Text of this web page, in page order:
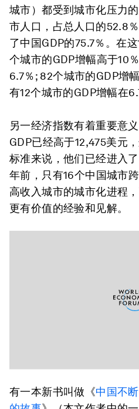
城市）都受到城市化压力
市人口，占总人口的52.8
了中国GDP的75.7％。在
个城市的GDP增幅高于10
6.7％; 82个城市的GDP增
有12个城市的GDP增幅在
另一经济指数有着重要意
GDP已经高于12,475美元
标准来说，他们已经进入
年前，只有16个中国城市
高收入城市的城市化进程
更有价值的经验和见解。
有一本新书叫做《中国不